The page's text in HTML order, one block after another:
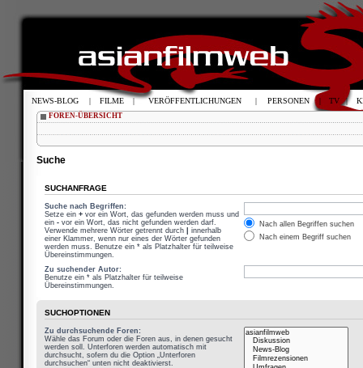
FOREN-ÜBERSICHT
Suche
SUCHANFRAGE
Suche nach Begriffen:
Setze ein + vor ein Wort, das gefunden werden muss und
ein - vor ein Wort, das nicht gefunden werden darf.
Verwende mehrere Wörter getrennt durch
innerhalb
einer Klammer, wenn nur eines der Wörter gefunden
werden muss. Benutze ein * als Platzhalter für teilweise
Übereinstimmungen.
Nach allen Begriffen suchen
Nach einem Begriff suchen
Zu suchender Autor:
Benutze ein * als Platzhalter für teilweise
Übereinstimmungen.
SUCHOPTIONEN
Zu durchsuchende Foren:
Wähle das Forum oder die Foren aus, in denen gesucht
werden soll. Unterforen werden automatisch mit
durchsucht, sofern du die Option „Unterforen
durchsuchen“ unten nicht deaktivierst.
NEWS-BLOG | FILME | VERÖFFENTLICHUNGEN | PERSONEN | TV |